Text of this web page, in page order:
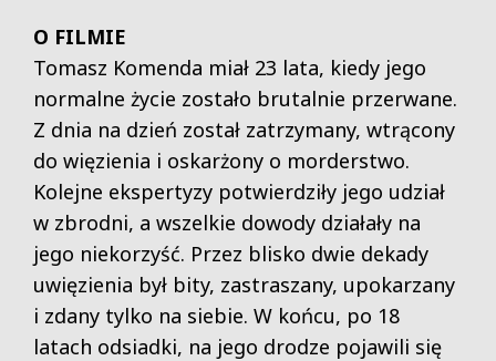
O FILMIE
Tomasz Komenda miał 23 lata, kiedy jego
normalne życie zostało brutalnie przerwane.
Z dnia na dzień został zatrzymany, wtrącony
do więzienia i oskarżony o morderstwo.
Kolejne ekspertyzy potwierdziły jego udział
w zbrodni, a wszelkie dowody działały na
jego niekorzyść. Przez blisko dwie dekady
uwięzienia był bity, zastraszany, upokarzany
i zdany tylko na siebie. W końcu, po 18
latach odsiadki, na jego drodze pojawili się